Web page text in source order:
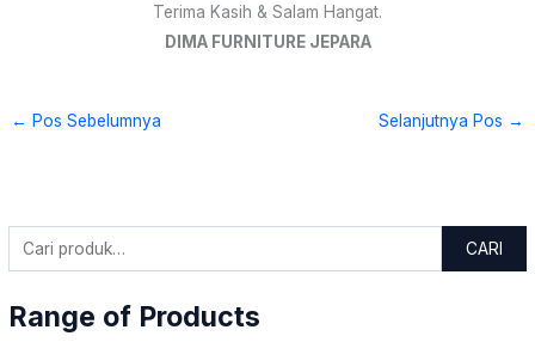
CARI
Range of Products
Terima Kasih & Salam Hangat.
DIMA FURNITURE JEPARA
← Pos Sebelumnya Selanjutnya Pos →